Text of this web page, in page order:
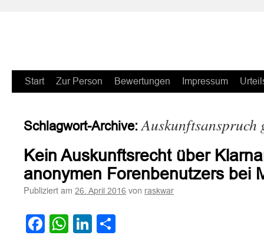
Zum
springen
Start Zur Person Bewertungen Impressum
Schlagwort-Archive:Auskunftsanspruch
Kein Auskunftsrecht über
anonymen Forenbenutzers bei
Publiziert am 26. April 2016 von raskwar
Facebook
WhatsApp
LinkedIn